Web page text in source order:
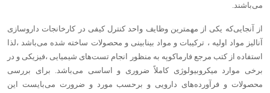
می‌باشند.
از آنجایی‌که یکی از مهمترین وظایف واحد کنترل کیفی در کارخانجات داروسازی
آنالیز مواد اولیه ، ترکیبات و مواد بینابینی و محصولات ساخته شده می‌باشد ،‌لذا
استفاده از کتب مرجع فارماکوپه به منظور انجام تست‌های شیمیایی ،‌فیزیکی و در
برخی موارد میکروبیولوژی کاملاً ضروری و اساسی می‌باشد. برای بررسی
محصولات و فرآورده‌های دارویی و برحسب مورد و ضرورت می‌بایست این